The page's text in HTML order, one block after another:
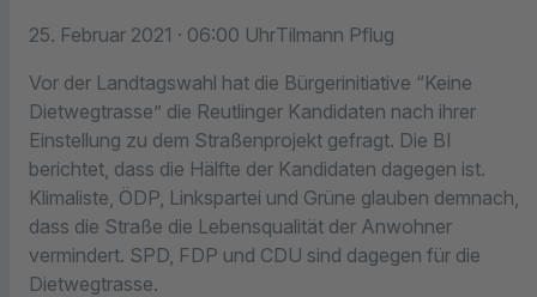
25. Februar 2021 · 06:00 UhrTilmann Pflug
Vor der Landtagswahl hat die Bürgerinitiative “Keine
Dietwegtrasse” die Reutlinger Kandidaten nach ihrer
Einstellung zu dem Straßenprojekt gefragt. Die BI
berichtet, dass die Hälfte der Kandidaten dagegen ist.
Klimaliste, ÖDP, Linkspartei und Grüne glauben demnach,
dass die Straße die Lebensqualität der Anwohner
vermindert. SPD, FDP und CDU sind dagegen für die
Dietwegtrasse.